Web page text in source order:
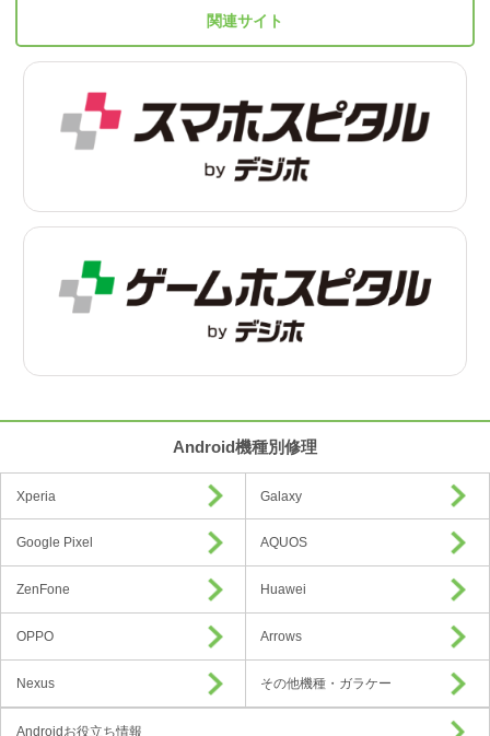
関連サイト
Android機種別修理
Xperia Galaxy
Google Pixel AQUOS
ZenFone Huawei
OPPO Arrows
Nexus その他機種・ガラケー
Androidお役立ち情報